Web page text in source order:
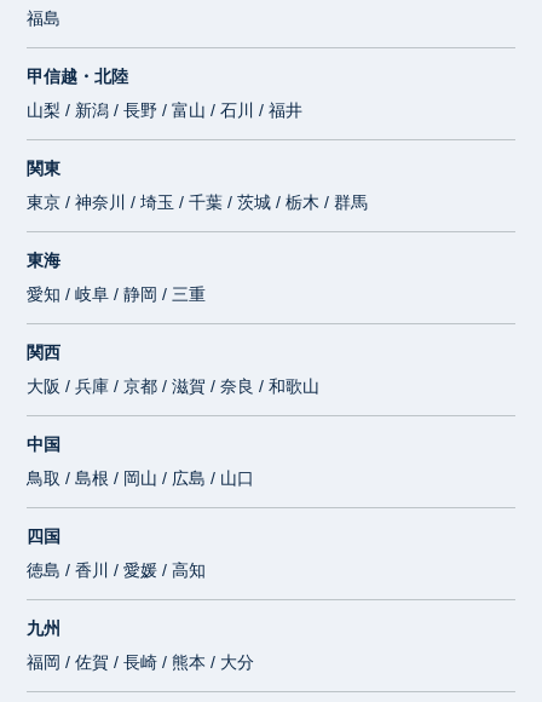
福島
甲信越・北陸
山梨 / 新潟 / 長野 / 富山 / 石川 / 福井
関東
東京 / 神奈川 / 埼玉 / 千葉 / 茨城 / 栃木 / 群馬
東海
愛知 / 岐阜 / 静岡 / 三重
関西
大阪 / 兵庫 / 京都 / 滋賀 / 奈良 / 和歌山
中国
鳥取 / 島根 / 岡山 / 広島 / 山口
四国
徳島 / 香川 / 愛媛 / 高知
九州
福岡 / 佐賀 / 長崎 / 熊本 / 大分